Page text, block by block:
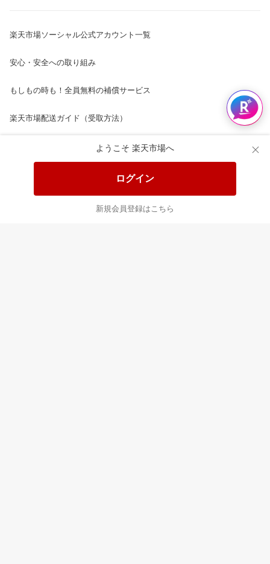
ようこそ 楽天市場へ
ログイン
新規会員登録はこちら
楽天市場ソーシャル公式アカウント一覧
安心・安全への取り組み
もしもの時も！全員無料の補償サービス
楽天市場配送ガイド（受取方法）
楽天にお店を開きませんか？
楽天ショッピングサービスご利用規約